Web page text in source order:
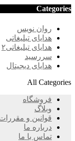
Categories
روان نویس
هدایای تبلیغاتی
هدایای تبلیغاتی۲
سررسید
هدایای دیجیتال
All Categories
فروشگاه
وبلاگ
قوانین و
درباره ما
تماس با ما